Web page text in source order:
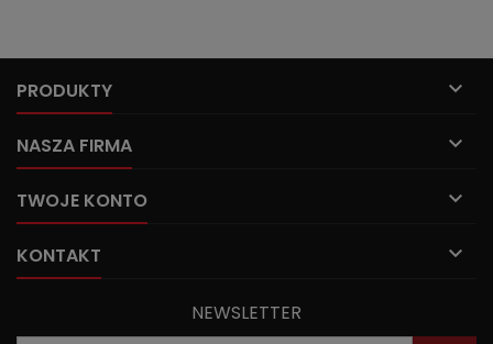
PRODUKTY 
NASZA FIRMA 
TWOJE KONTO 
KONTAKT 
NEWSLETTER